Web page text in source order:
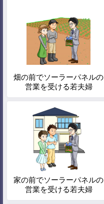
畑の前でソーラーパネルの
営業を受ける若夫婦
家の前でソーラーパネルの
営業を受ける若夫婦